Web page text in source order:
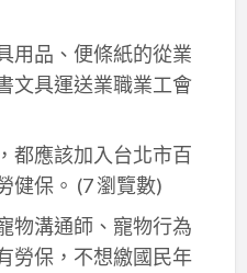
用品、便條紙的從業
文具運送業職業工會
都應該加入台北市百
健保。 (7 瀏覽數)
物溝通師、寵物行為
勞保，不想繳國民年